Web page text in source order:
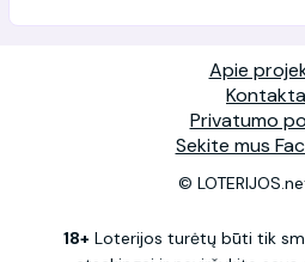
Apie
Privatumo
Sekite mus
©
18+ Loterijos turėtų būti tik